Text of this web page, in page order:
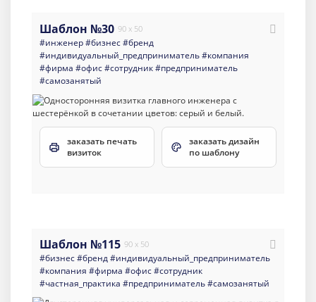
Шаблон №30 90 x 50
#инженер#бизнес#бренд
#индивидуальный_предприниматель#компания
#фирма #офис#сотрудник#предприниматель
#самозанятый
заказать печать
визиток
заказать дизайн
по шаблону
Шаблон №115 90 x 50
#бизнес#бренд#индивидуальный_предприниматель
#компания #фирма #офис#сотрудник
#частная_практика #предприниматель#самозанятый